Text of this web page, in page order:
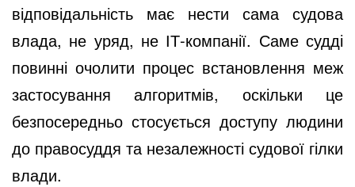
відповідальність має нести сама судова
влада, не уряд, не ІТ-компанії. Саме судді
повинні очолити процес встановлення меж
застосування алгоритмів, оскільки це
безпосередньо стосується доступу людини
до правосуддя та незалежності судової гілки
влади.